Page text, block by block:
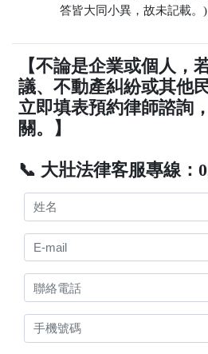
答皆大同小異，故未記載。)
【不論是企業或個人，
議、不動產糾紛或其他
立即填表預約律師諮詢
關。】
📞 大壯法律客服專線：